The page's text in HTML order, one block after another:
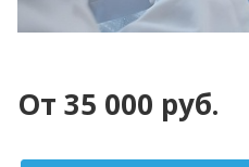
От 35 000 руб.